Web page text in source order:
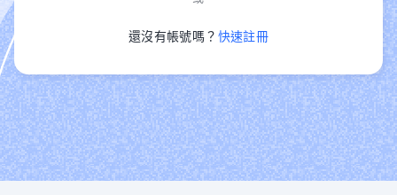
還沒有帳號嗎？ 快速註冊